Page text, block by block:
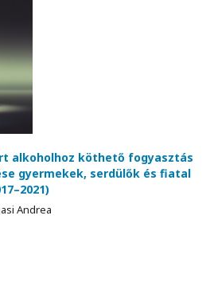
alkoholhoz köthető fogyasztás
gyermekek, serdülők és fiatal
Andrea